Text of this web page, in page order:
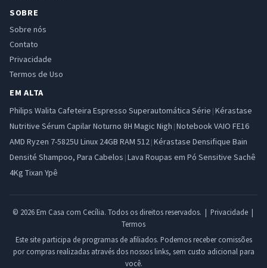
SOBRE
Sobre nós
Contato
Privacidade
Termos de Uso
EM ALTA
Philips Walita Cafeteira Espresso Superautomática Série | Kérastase
Nutritive Sérum Capilar Noturno 8H Magic Nigh | Notebook VAIO FE16
AMD Ryzen 7-5825U Linux 24GB RAM 512 | Kérastase Densifique Bain
Densité Shampoo, Para Cabelos | Lava Roupas em Pó Sensitive Sachê
4Kg Tixan Ypê
© 2026 Em Casa com Cecília. Todos os direitos reservados. | Privacidade|
Termos
Este site participa de programas de afiliados. Podemos receber comissões
por compras realizadas através dos nossos links, sem custo adicional para
você.